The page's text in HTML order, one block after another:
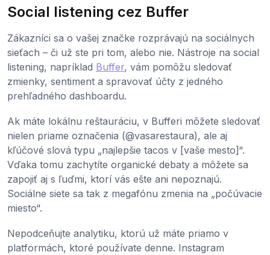
Social listening cez Buffer
Zákazníci sa o vašej značke rozprávajú na sociálnych
sieťach – či už ste pri tom, alebo nie. Nástroje na social
listening, napríklad Buffer, vám pomôžu sledovať
zmienky, sentiment a spravovať účty z jedného
prehľadného dashboardu.
Ak máte lokálnu reštauráciu, v Bufferi môžete sledovať
nielen priame označenia (@vasarestaura), ale aj
kľúčové slová typu „najlepšie tacos v [vaše mesto]“.
Vďaka tomu zachytíte organické debaty a môžete sa
zapojiť aj s ľuďmi, ktorí vás ešte ani nepoznajú.
Sociálne siete sa tak z megafónu zmenia na „počúvacie
miesto“.
Nepodceňujte analytiku, ktorú už máte priamo v
platformách, ktoré používate denne. Instagram